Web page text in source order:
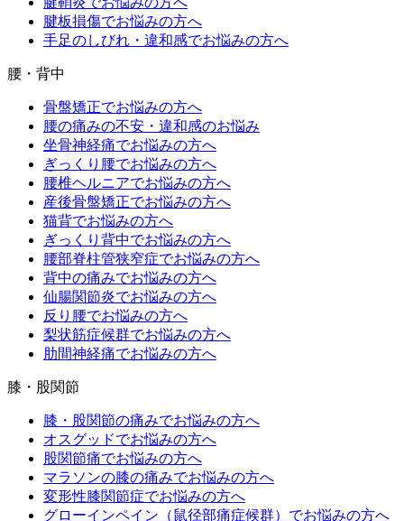
腱板損傷でお悩みの方へ
手足のしびれ・違和感でお悩みの方へ
腰・背中
骨盤矯正でお悩みの方へ
腰の痛みの不安・違和感のお悩み
坐骨神経痛でお悩みの方へ
ぎっくり腰でお悩みの方へ
腰椎ヘルニアでお悩みの方へ
産後骨盤矯正でお悩みの方へ
猫背でお悩みの方へ
ぎっくり背中でお悩みの方へ
腰部脊柱管狭窄症でお悩みの方へ
背中の痛みでお悩みの方へ
仙腸関節炎でお悩みの方へ
反り腰でお悩みの方へ
梨状筋症候群でお悩みの方へ
肋間神経痛でお悩みの方へ
膝・股関節
膝・股関節の痛みでお悩みの方へ
オスグッドでお悩みの方へ
股関節痛でお悩みの方へ
マラソンの膝の痛みでお悩みの方へ
変形性膝関節症でお悩みの方へ
グローインペイン（鼠径部痛症候群）でお悩みの方へ